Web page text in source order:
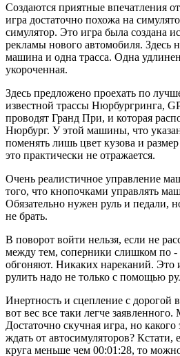
Создаются приятные впечатления
игра достаточно похожа на
симулятор. Это игра была создана
рекламы нового автомобиля. Здесь
машина и одна трасса. Одна
укороченная.
Здесь предложено проехать по
известной трассы Нюрбургринга,
проводят Гранд При, и которая
Нюрбург. У этой машины, что
поменять лишь цвет кузова и
это практически не отражается.
Очень реалистичное управление
того, что кнопочками управлять
Обязательно нужен руль и педали,
не брать.
В поворот войти нельзя, если не
между тем, соперники слишком по
обгоняют. Никаких нареканий. Это
рулить надо не только с помощью
Инертность и сцепление с дорогой
вот вес все таки легче
Достаточно скучная игра, но
ждать от автосимуляторов? Кстати,
круга меньше чем 00:01:28, то